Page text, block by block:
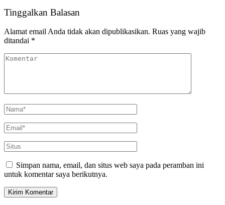
Tinggalkan Balasan
Alamat email Anda tidak akan dipublikasikan. Ruas yang wajib
ditandai *
Simpan nama, email, dan situs web saya pada peramban ini
untuk komentar saya berikutnya.